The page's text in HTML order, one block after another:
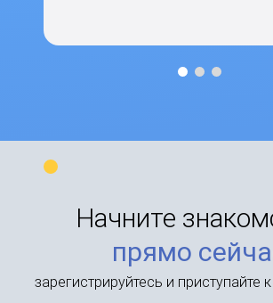
Начните
прямо
зарегистрируйтесь и приступайте